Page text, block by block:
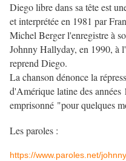
Diego libre dans sa tête est
et interprétée en 1981 par
Michel Berger l'enregistre à
Johnny Hallyday, en 1990, à
reprend Diego.
La chanson dénonce la
d'Amérique latine des
emprisonné "pour quelques
Les paroles :
https://www.paroles.net/